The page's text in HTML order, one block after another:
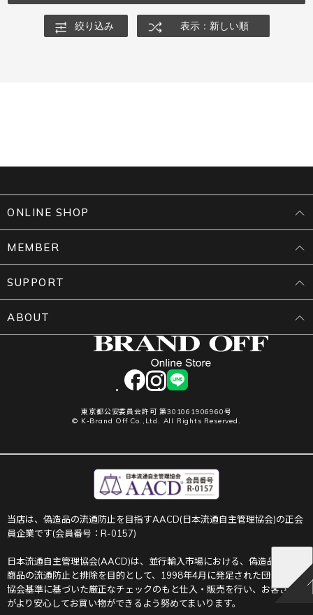
絞り込み 表示：新しい順
facebookinstagram
LINE
東京都公安委員会許可 第301061906960号
© K-Brand Off Co.,Ltd. All Rights Reserved.
ONLINE SHOP
MEMBER
SUPPORT
ABOUT
当店は、偽造品の流通防止を目指すAACD(日本流通自主管理協会)の正会
員企業です(会員番号：R-0157)
日本流通自主管理協会(AACD)は、並行輸入市場における、偽造品や不正
商品の流通防止と排除を目的として、1998年4月に発足された団体です。
協会基準に基づいた厳正なチェックのもと仕入・販売を行い、お客さま
がより安心してお買い物ができるよう努めてまいります。